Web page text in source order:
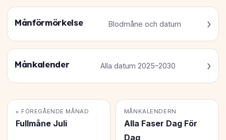
Månförmörkelse Blodmåne och datum
Månkalender Alla datum 2025–2030
← FÖREGÅENDE MÅNAD
Fullmåne Juli
MÅNKALENDERN
Alla Faser Dag För
Dag